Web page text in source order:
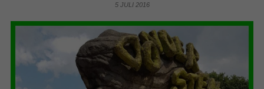
5 JULI 2016